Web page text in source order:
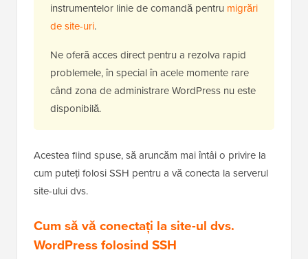
instrumentelor linie de comandă pentru migrări
de site-uri.
Ne oferă acces direct pentru a rezolva rapid
problemele, în special în acele momente rare
când zona de administrare WordPress nu este
disponibilă.
Acestea fiind spuse, să aruncăm mai întâi o privire la
cum puteți folosi SSH pentru a vă conecta la serverul
site-ului dvs.
Cum să vă conectați la site-ul dvs.
WordPress folosind SSH